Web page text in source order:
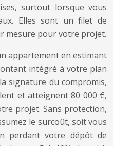
surtout lorsque vous
Elles sont un filet de
mesure pour votre projet.
appartement en estimant
intégré à votre plan
signature du compromis,
et atteignent 80 000 €,
projet. Sans protection,
le surcoût, soit vous
perdant votre dépôt de